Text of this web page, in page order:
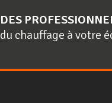
DES
du chauffage à votre